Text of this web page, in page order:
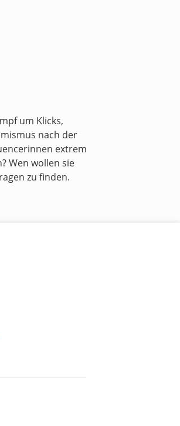
um Klicks,
nach der
extrem
Wen wollen sie
zu finden.